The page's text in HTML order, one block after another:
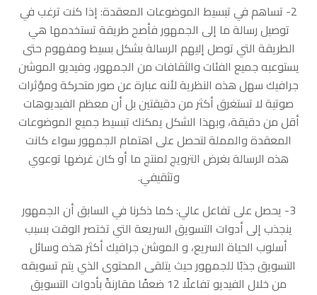
2- تساهم في تبسيط الموضوعات المعقدة: إذا كنت ترغب في
توصيل رسالة ما إلى الجمهور فأصح طريقة تستخدمها هي
الطريقة التي توصل إليهم الرسالة بشكل بسيط ومفهوم حتى
يستوعبه جميع الفئات والثقافات من الجمهور، وفيديو الموشن
جرافيك سهل هذه النظرية لأنه عبارة عن صور متحركة ومؤثرات
صوتية لا تستغرق أكثر من دقيقتين بل أن معظم الفيديوهات
أقل من دقيقة، وبهذا الشكل يمكنك تبسيط جميع الموضوعات
المعقدة والمملة لتحصل على اهتمام الجمهور سواء كانت
هذه الرسالة بغرض الترويج لمنتج ما أو كان غرضها توعوي
وتثقيفي.
3- يحصل على تفاعل عالي: كما ذكرنا في السابق أن الجمهور
ينجذب إلى أدوات التسويق السريعة التي تختصر الوقت بسبب
أسلوب الحياة السريع، و الموشن جرافيك أكثر هذه وسائل
التسويق جذبًا للجمهور حيث يتلقى المحتوى الذي يتم تسويقه
من خلال الفيديو تفاعلًا 12 ضعفًا مقارنةً بأدوات التسويق